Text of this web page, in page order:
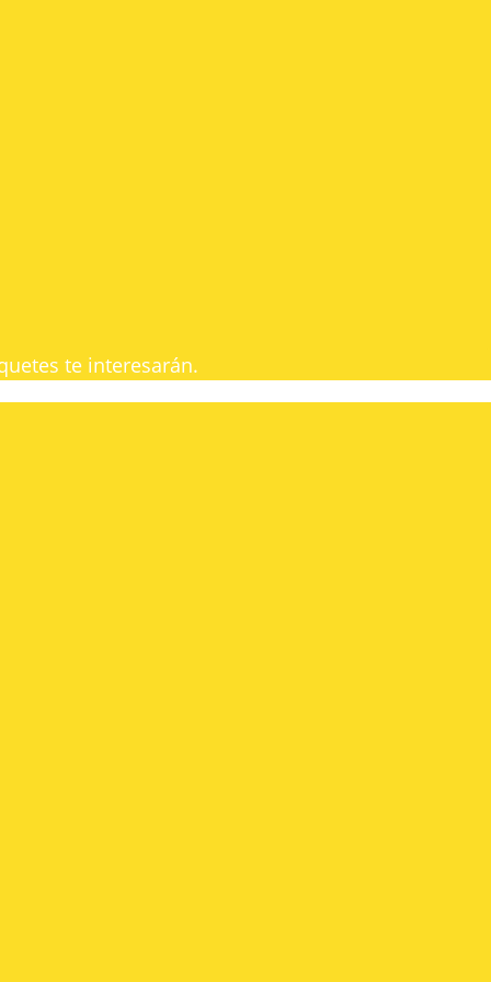
te interesarán.